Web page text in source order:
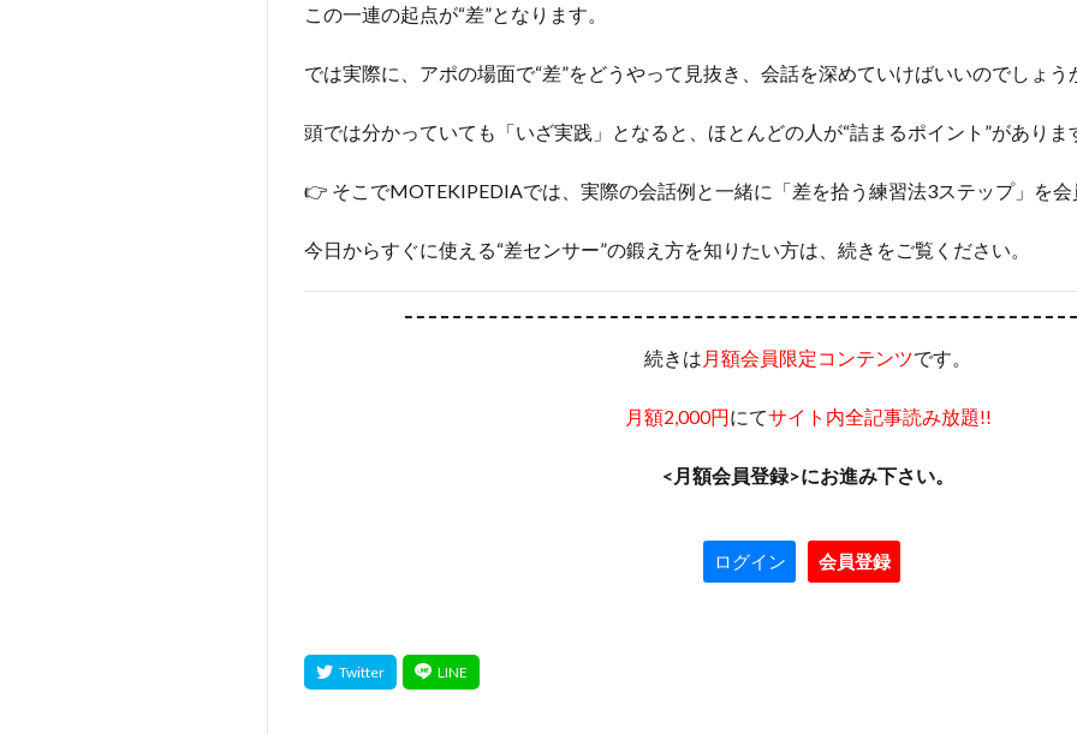
この一連の起点が“差”となります。
では実際に、アポの場面で“差”をどうやって見抜き、会話を深めていけばいいのでしょう
頭では分かっていても「いざ実践」となると、ほとんどの人が“詰まるポイント”がありま
👉 そこでMOTEKIPEDIAでは、実際の会話例と一緒に「差を拾う練習法3ステップ」を
今日からすぐに使える“差センサー”の鍛え方を知りたい方は、続きをご覧ください。
続きは 月額会員限定コンテンツです。
月額2,000円 にてサイト内全記事読み放題!!
<月額会員登録>にお進み下さい。
ログイン 会員登録